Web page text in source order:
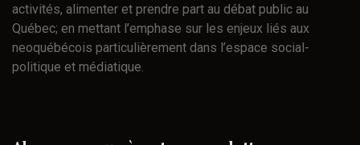
activités, alimenter et prendre part au débat public au
Québec; en mettant l’emphase sur les enjeux liés aux
neoquébécois particulièrement dans l’espace social-
politique et médiatique.